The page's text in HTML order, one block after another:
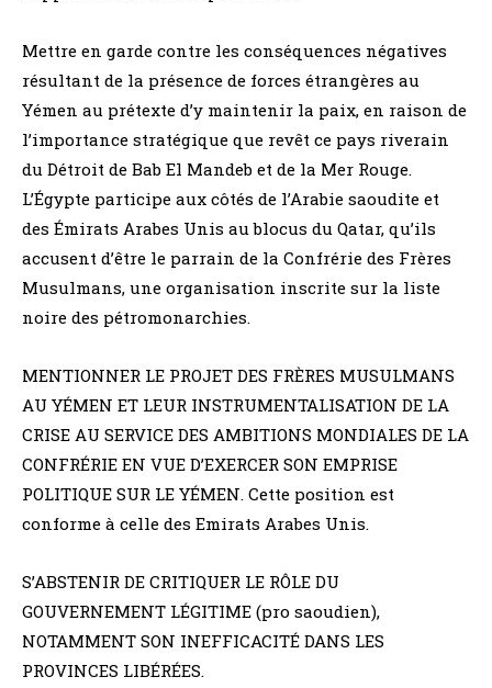
Mettre en garde contre les conséquences négatives
résultant de la présence de forces étrangères au
Yémen au prétexte d’y maintenir la paix, en raison de
l’importance stratégique que revêt ce pays riverain
du Détroit de Bab El Mandeb et de la Mer Rouge.
L’Égypte participe aux côtés de l’Arabie saoudite et
des Émirats Arabes Unis au blocus du Qatar, qu’ils
accusent d’être le parrain de la Confrérie des Frères
Musulmans, une organisation inscrite sur la liste
noire des pétromonarchies.
MENTIONNER LE PROJET DES FRÈRES MUSULMANS
AU YÉMEN ET LEUR INSTRUMENTALISATION DE LA
CRISE AU SERVICE DES AMBITIONS MONDIALES DE LA
CONFRÉRIE EN VUE D’EXERCER SON EMPRISE
POLITIQUE SUR LE YÉMEN. Cette position est
conforme à celle des Emirats Arabes Unis.
S’ABSTENIR DE CRITIQUER LE RÔLE DU
GOUVERNEMENT LÉGITIME (pro saoudien),
NOTAMMENT SON INEFFICACITÉ DANS LES
PROVINCES LIBÉRÉES.